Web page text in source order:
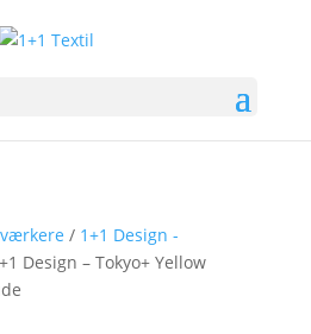
/ 1+1 Design -
Design – Tokyo+ Yellow